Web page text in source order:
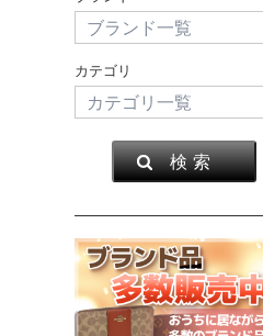
カテゴリ
検 索